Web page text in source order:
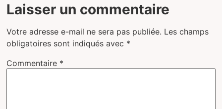
Laisser un commentaire
Votre adresse e-mail ne sera pas publiée. Les champs
obligatoires sont indiqués avec *
Commentaire *